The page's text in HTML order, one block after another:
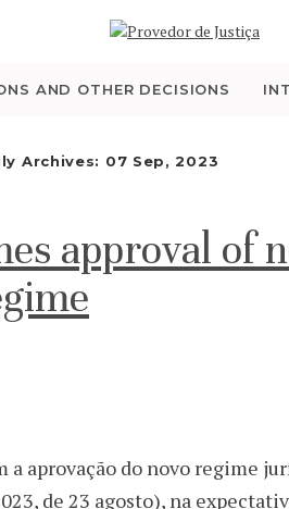
AND OTHER DECISIONS
Archives: 07 Sep, 2023
WE ARE
OMBUDSMAN
AS
approval of
a aprovação do novo regime
de 23 agosto), na